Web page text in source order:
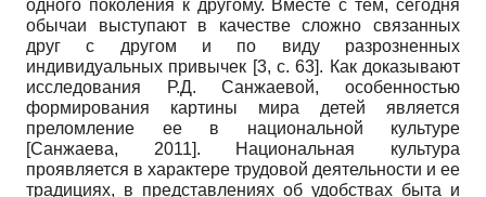
одного поколения к другому. Вместе с тем, сегодня
обычаи выступают в качестве сложно связанных
друг с другом и по виду разрозненных
индивидуальных привычек [3, c. 63]. Как доказывают
исследования Р.Д. Санжаевой, особенностью
формирования картины мира детей является
преломление ее в национальной культуре
[Санжаева, 2011]. Национальная культура
проявляется в характере трудовой деятельности и ее
традициях, в представлениях об удобствах быта и